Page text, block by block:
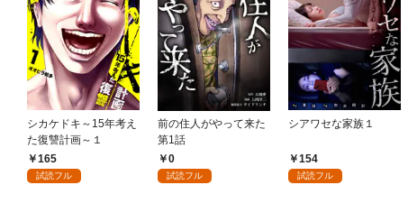
シカケドキ～15年考え
た復讐計画～１
165
試読フル
前の住人がやって来た
第1話
0
試読フル
シアワセな家族１
154
試読フル